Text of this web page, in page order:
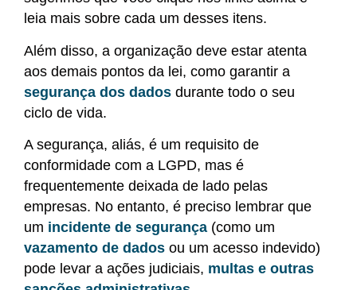
leia mais sobre cada um desses itens.
Além disso, a organização deve estar atenta
aos demais pontos da lei, como garantir a
segurança dos dados durante todo o seu
ciclo de vida.
A segurança, aliás, é um requisito de
conformidade com a LGPD, mas é
frequentemente deixada de lado pelas
empresas. No entanto, é preciso lembrar que
um incidente de segurança (como um
vazamento de dados ou um acesso indevido)
pode levar a ações judiciais, multas e outras